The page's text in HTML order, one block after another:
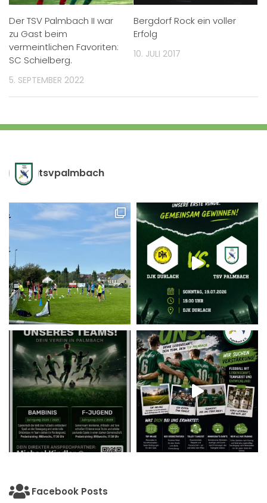
Der TSV Palmbach II war
zu Gast beim
vermeintlichen Favoriten:
SC Schielberg.
5. SEPTEMBER 2022
Bergdorf Rock ein voller
Erfolg
10. JULI 2017
tsvpalmbach
Facebook Posts